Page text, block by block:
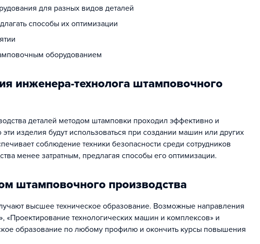
для разных видов деталей
способы их оптимизации
оборудованием
инженера-технолога штамповочного
деталей методом штамповки проходил эффективно и
изделия будут использоваться при создании машин или других
соблюдение техники безопасности среди сотрудников
менее затратным, предлагая способы его оптимизации.
штамповочного производства
высшее техническое образование. Возможные направления
«Проектирование технологических машин и комплексов» и
образование по любому профилю и окончить курсы повышения